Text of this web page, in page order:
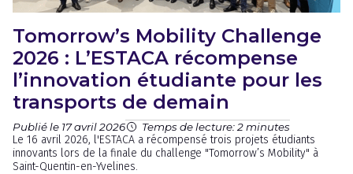
Tomorrow’s Mobility Challenge
2026 : L’ESTACA récompense
l’innovation étudiante pour les
transports de demain
Publié le 17 avril 2026 Temps de lecture: 2 minutes
Le 16 avril 2026, l'ESTACA a récompensé trois projets étudiants
innovants lors de la finale du challenge "Tomorrow’s Mobility" à
Saint-Quentin-en-Yvelines.